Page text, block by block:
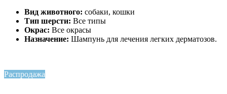
Вид животного: собаки, кошки
Тип шерсти: Все типы
Окрас: Все окрасы
Назначение: Шампунь для лечения легких дерматозов.
Распродажа